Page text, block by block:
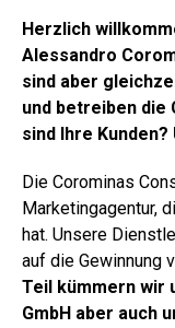
Herzlich
Alessandro
sind aber
und betreiben die
sind Ihre
Die Corominas
Marketingagentur,
hat. Unsere
auf die Gewinnung
Teil kümmern wir
GmbH aber auch